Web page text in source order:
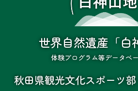
世界自然遺産「白
体験プログラム等データベ
秋田県観光文化スポーツ